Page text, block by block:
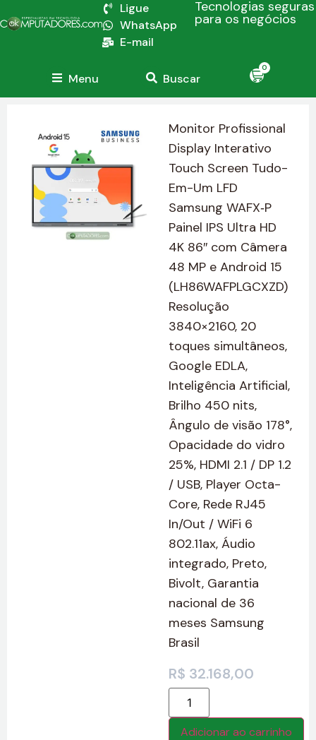
Ligue
WhatsApp
E-mail
Tecnologias seguras
para os negócios
Menu Buscar
0
Monitor Profissional
Display Interativo
Touch Screen Tudo-
Em-Um LFD
Samsung WAFX‑P
Painel IPS Ultra HD
4K 86″ com Câmera
48 MP e Android 15
(LH86WAFPLGCXZD)
Resolução
3840×2160, 20
toques simultâneos,
Google EDLA,
Inteligência Artificial,
Brilho 450 nits,
Ângulo de visão 178°,
Opacidade do vidro
25%, HDMI 2.1 / DP 1.2
/ USB, Player Octa-
Core, Rede RJ45
In/Out / WiFi 6
802.11ax, Áudio
integrado, Preto,
Bivolt, Garantia
nacional de 36
meses Samsung
Brasil
R$ 32.168,00
Adicionar ao carrinho